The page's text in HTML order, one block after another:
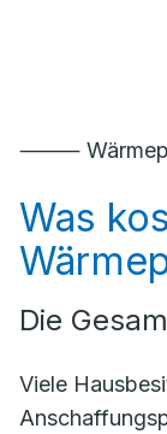
⸻
Was
Die
Viele